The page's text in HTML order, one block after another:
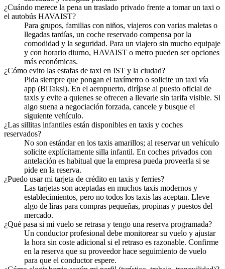
¿Cuándo merece la pena un traslado privado frente a tomar un taxi o
el autobús HAVAIST?
Para grupos, familias con niños, viajeros con varias maletas o
llegadas tardías, un coche reservado compensa por la
comodidad y la seguridad. Para un viajero sin mucho equipaje
y con horario diurno, HAVAIST o metro pueden ser opciones
más económicas.
¿Cómo evito las estafas de taxi en IST y la ciudad?
Pida siempre que pongan el taxímetro o solicite un taxi vía
app (BiTaksi). En el aeropuerto, diríjase al puesto oficial de
taxis y evite a quienes se ofrecen a llevarle sin tarifa visible. Si
algo suena a negociación forzada, cancele y busque el
siguiente vehículo.
¿Las sillitas infantiles están disponibles en taxis y coches
reservados?
No son estándar en los taxis amarillos; al reservar un vehículo
solicite explícitamente silla infantil. En coches privados con
antelación es habitual que la empresa pueda proveerla si se
pide en la reserva.
¿Puedo usar mi tarjeta de crédito en taxis y ferries?
Las tarjetas son aceptadas en muchos taxis modernos y
establecimientos, pero no todos los taxis las aceptan. Lleve
algo de liras para compras pequeñas, propinas y puestos del
mercado.
¿Qué pasa si mi vuelo se retrasa y tengo una reserva programada?
Un conductor profesional debe monitorear su vuelo y ajustar
la hora sin coste adicional si el retraso es razonable. Confirme
en la reserva que su proveedor hace seguimiento de vuelo
para que el conductor espere.